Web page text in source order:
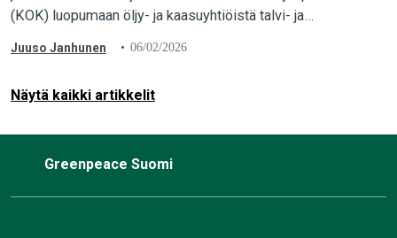
(KOK) luopumaan öljy- ja kaasuyhtiöistä talvi- ja
kaasuyhtiö Eni on yksi talviolympialaisten pääsponsoreista.
Juuso Janhunen 06/02/2026
Näytä kaikki artikkelit
Greenpeace Suomi